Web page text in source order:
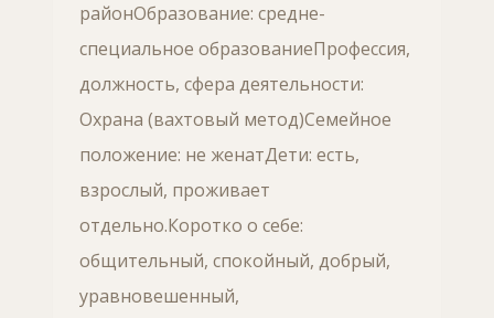
районОбразование: средне-
специальное образованиеПрофессия,
должность, сфера деятельности:
Охрана (вахтовый метод)Семейное
положение: не женатДети: есть,
взрослый, проживает
отдельно.Коротко о себе:
общительный, спокойный, добрый,
уравновешенный,